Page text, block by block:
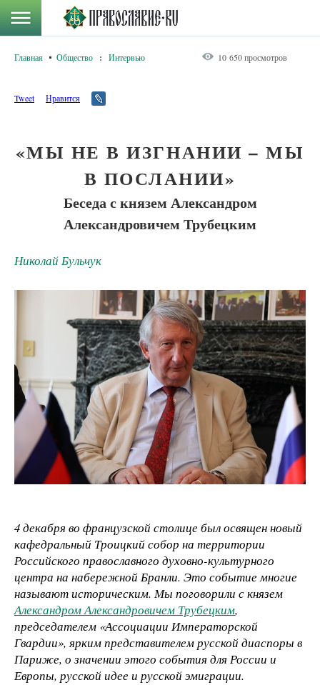
Главная Общество : Интервью 10 650 просмотров
Tweet Нравится
«МЫ НЕ В ИЗГНАНИИ – МЫ
В ПОСЛАНИИ»
Беседа с князем Александром
Александровичем Трубецким
Николай Бульчук
4 декабря во французской столице был освящен новый
кафедральный Троицкий собор на территории
Российского православного духовно-культурного
центра на набережной Бранли. Это событие многие
называют историческим. Мы поговорили с князем
Александром Александровичем Трубецким,
председателем «Ассоциации Императорской
Гвардии», ярким представителем русской диаспоры в
Париже, о значении этого события для России и
Европы, русской идее и русской эмиграции.